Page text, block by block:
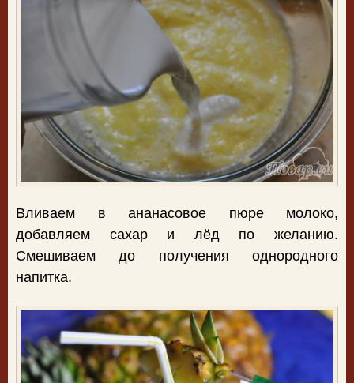
Вливаем в ананасовое пюре молоко,
добавляем сахар и лёд по желанию.
Смешиваем до получения однородного
напитка.